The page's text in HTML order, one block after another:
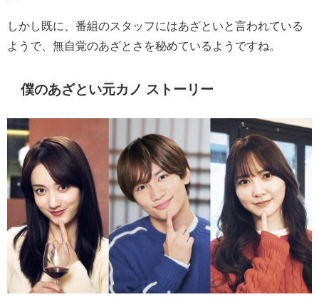
しかし既に、番組のスタッフにはあざといと言われている
ようで、無自覚のあざとさを秘めているようですね。
僕のあざとい元カノ ストーリー